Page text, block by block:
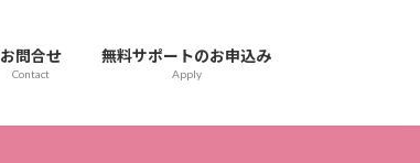
お問合せ
Contact
無料サポートのお申込み
Apply